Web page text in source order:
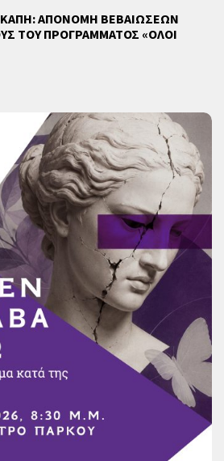
ΑΠΟΝΟΜΗ ΒΕΒΑΙΩΣΕΩΝ
ΤΟΥ ΠΡΟΓΡΑΜΜΑΤΟΣ «ΟΛΟΙ